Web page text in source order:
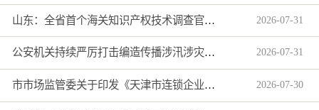
山东：全省首个海关知识产权技术调查官制度落地济南自贸片区 2026-07-31
公安机关持续严厉打击编造传播涉汛涉灾网络谣言 2026-07-31
市市场监管委关于印发《天津市连锁企业食品经营许可“先证后核”信用承诺审批实施办法》的通知 2026-07-30